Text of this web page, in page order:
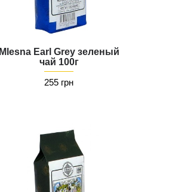
Mlesna Earl Grey зеленый
чай 100г
255 грн